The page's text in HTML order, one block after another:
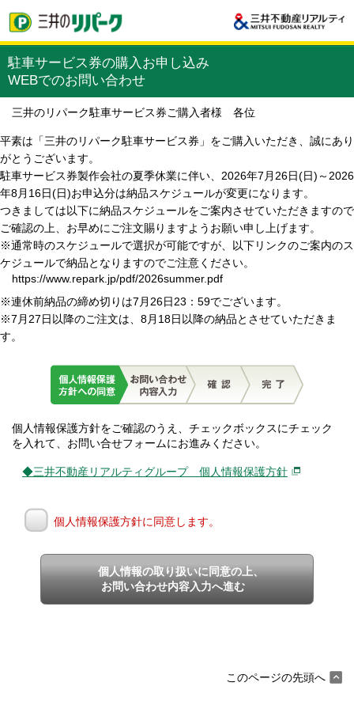
駐車サービス券の購入お申し込み
WEBでのお問い合わせ
三井のリパーク駐車サービス券ご購入者様 各位
平素は「三井のリパーク駐車サービス券」をご購入いただき、誠にあり
がとうございます。
駐車サービス券製作会社の夏季休業に伴い、2026年7月26日(日)～2026
年8月16日(日)お申込分は納品スケジュールが変更になります。
つきましては以下に納品スケジュールをご案内させていただきますので
ご確認の上、お早めにご注文賜りますようお願い申し上げます。
※通常時のスケジュールで選択が可能ですが、以下リンクのご案内のス
ケジュールで納品となりますのでご注意ください。
https://www.repark.jp/pdf/2026summer.pdf
※連休前納品の締め切りは7月26日23：59でございます。
※7月27日以降のご注文は、8月18日以降の納品とさせていただきま
す。
個人情報保護方針をご確認のうえ、チェックボックスにチェック
を入れて、お問い合せフォームにお進みください。
◆三井不動産リアルティグループ 個人情報保護方針
個人情報保護方針に同意します。
個人情報の取り扱いに同意の上、
お問い合わせ内容入力へ進む
このページの先頭へ